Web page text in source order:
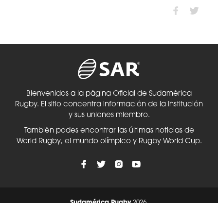
Bienvenidos a la página Oficial de Sudamérica
Rugby. El sitio concentra información de la Institución
y sus uniones miembro.
También podes encontrar las últimas noticias de
World Rugby, el mundo olímpico y Rugby World Cup.